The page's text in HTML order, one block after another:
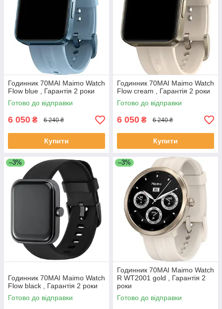
Годинник 70MAI Maimo Watch
Flow blue , Гарантія 2 роки
Готово до відправки
6 050 ₴ 6 240 ₴
Купити
Годинник 70MAI Maimo Watch
Flow cream , Гарантія 2 роки
Готово до відправки
6 050 ₴ 6 240 ₴
Купити
–3%
Годинник 70MAI Maimo Watch
Flow black , Гарантія 2 роки
Готово до відправки
–3%
Годинник 70MAI Maimo Watch
R WT2001 gold , Гарантія 2
роки
Готово до відправки